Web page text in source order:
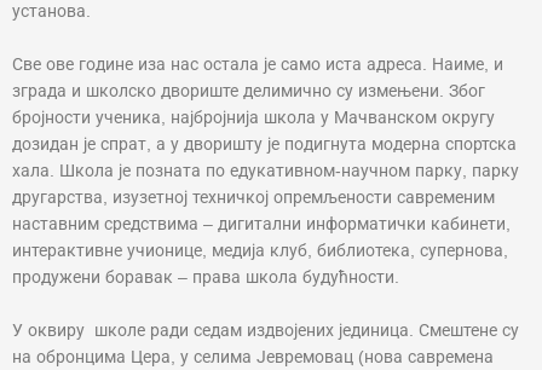
установа.
Све ове године иза нас остала је само иста адреса. Наиме, и
зграда и школско двориште делимично су измењени. Због
бројности ученика, најбројнија школа у Мачванском округу
дозидан је спрат, а у дворишту је подигнута модерна спортска
хала. Школа је позната по едукативном-научном парку, парку
другарства, изузетној техничкој опремљености савременим
наставним средствима – дигитални информатички кабинети,
интерактивне учионице, медија клуб, библиотека, супернова,
продужени боравак – права школа будућности.
У оквиру школе ради седам издвојених јединица. Смештене су
на обронцима Цера, у селима Јевремовац (нова савремена